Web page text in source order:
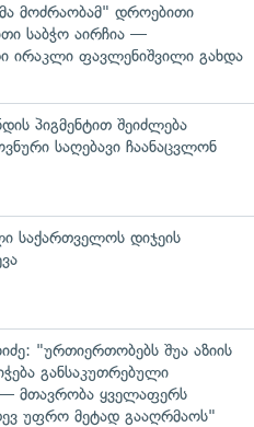
მოძრაობამ" დროებითი
საბჭო აირჩია —
ირაკლი ფავლენიშვილი გახდა
პიგმენტით შეიძლება
საღებავი ჩაანაცვლონ
საქართველოს დიჯეის
"ურთიერთობებს შუა აზიის
განსაკუთრებული
მთავრობა ყველაფერს
უფრო მეტად გააღრმაოს"